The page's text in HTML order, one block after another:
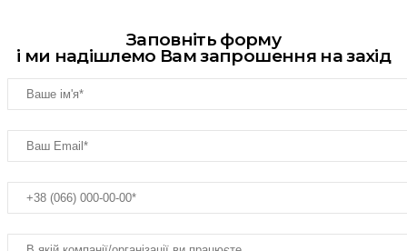
Заповніть форму
і ми надішлемо Вам запрошення на захід